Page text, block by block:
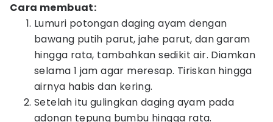
Cara membuat:
Lumuri potongan daging ayam dengan
bawang putih parut, jahe parut, dan garam
hingga rata, tambahkan sedikit air. Diamkan
selama 1 jam agar meresap. Tiriskan hingga
airnya habis dan kering.
Setelah itu gulingkan daging ayam pada
adonan tepung bumbu hingga rata.